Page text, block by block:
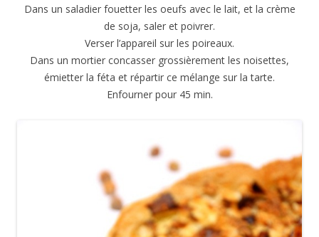
Dans un saladier fouetter les oeufs avec le lait, et la crème
de soja, saler et poivrer.
Verser l’appareil sur les poireaux.
Dans un mortier concasser grossièrement les noisettes,
émietter la féta et répartir ce mélange sur la tarte.
Enfourner pour 45 min.